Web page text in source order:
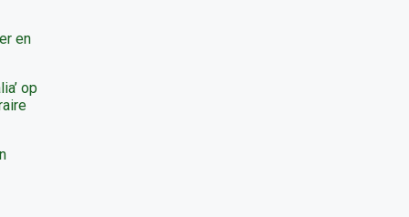
en
op